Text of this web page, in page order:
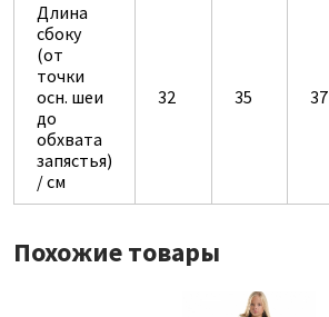
Длина
сбоку
(от
точки
осн. шеи
до
обхвата
запястья)
/ см
32 35 37
Похожие товары